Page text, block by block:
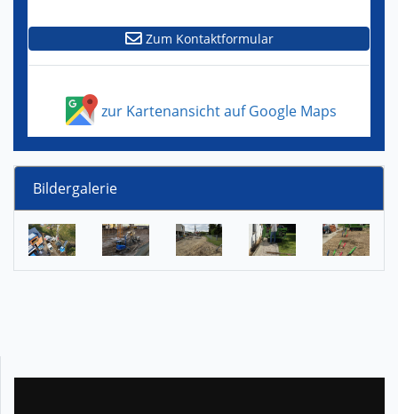
Zum Kontaktformular
zur Kartenansicht auf Google Maps
Bildergalerie